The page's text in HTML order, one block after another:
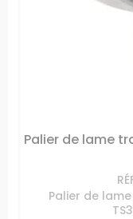
Palier de lame
Palier de